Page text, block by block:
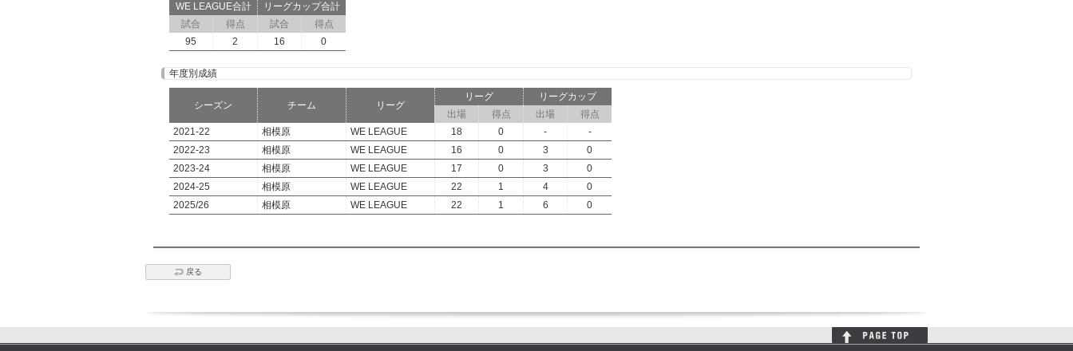
WE LEAGUE合計
リーグカップ合計
試合
得点 試合
得点
95
2 16 0
年度別成績
シーズン チーム リーグ
リーグ
リーグカップ
出場
得点 出場
得点
2021-22
相模原 WE LEAGUE 18 0 -
-
2022-23
相模原 WE LEAGUE 16 0 3
0
2023-24
相模原 WE LEAGUE 17 0 3
0
2024-25
相模原 WE LEAGUE 22 1 4
0
2025/26
相模原 WE LEAGUE 22 1 6 0
戻る